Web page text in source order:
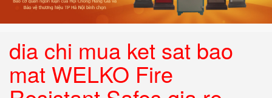
dia chi mua ket sat bao
mat WELKO Fire